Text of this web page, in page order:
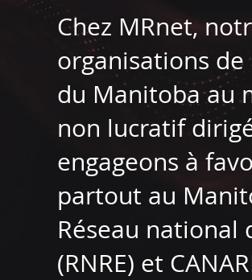
Chez MRnet,
organisations
du Manitoba au
non lucratif
engageons à
partout au
Réseau national
(RNRE) et